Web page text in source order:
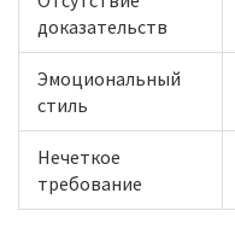
доказательств
Эмоциональный
стиль
Нечеткое
требование